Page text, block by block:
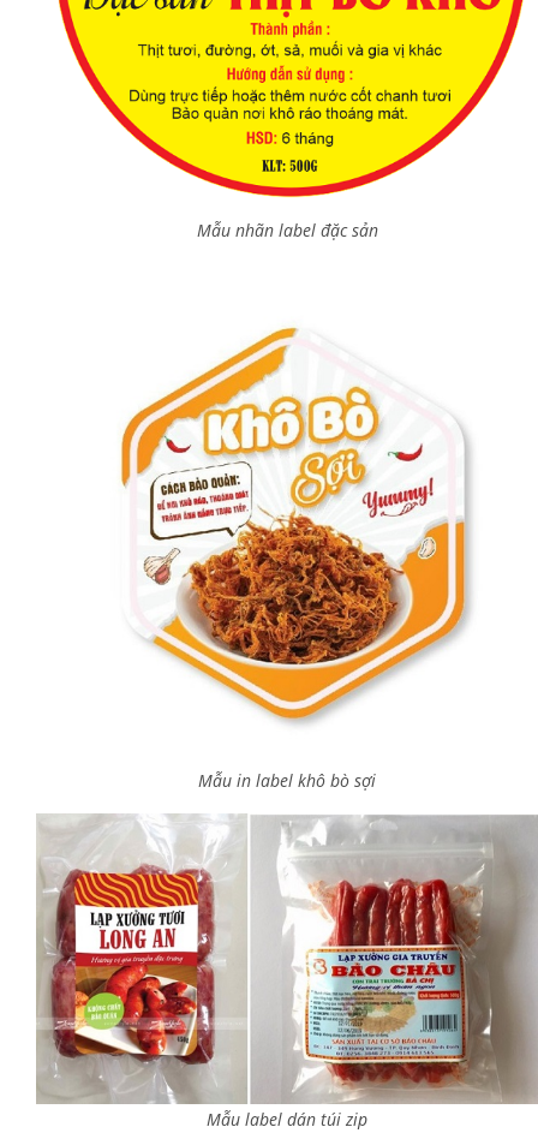
Mẫu nhãn label đặc sản
Mẫu in label khô bò sợi
Mẫu label dán túi zip